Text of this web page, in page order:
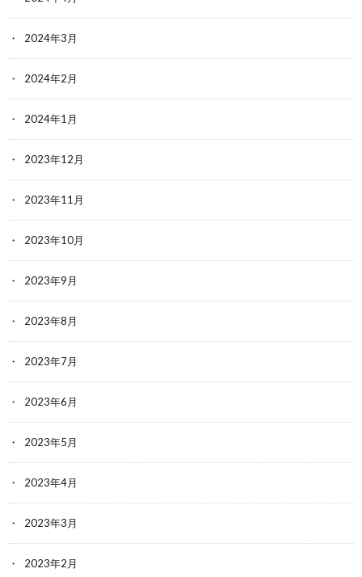
2024年3月
2024年2月
2024年1月
2023年12月
2023年11月
2023年10月
2023年9月
2023年8月
2023年7月
2023年6月
2023年5月
2023年4月
2023年3月
2023年2月